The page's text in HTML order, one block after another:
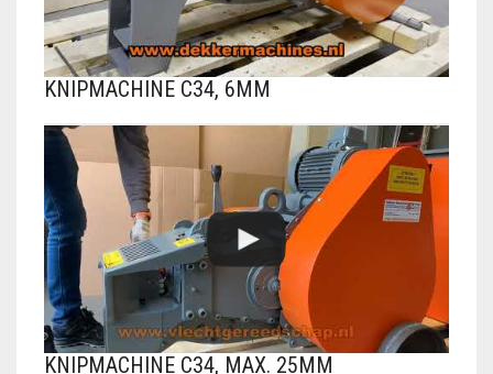
KNIPMACHINE C34, 6MM
KNIPMACHINE C34, MAX. 25MM